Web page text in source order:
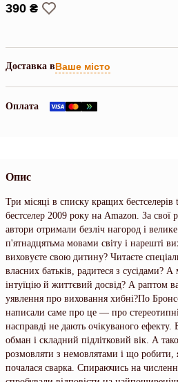
390 ₴
Доставка вВаше місто
Оплата
Опис
Три місяці в списку кращих
бестселер 2009 року на Amazon. За
автори отримали безліч нагород і
п'ятнадцятьма мовами світу і нарешті
виховуєте свою дитину? Читаєте
власних батьків, радитеся з сусідами?
інтуїцію й життєвий досвід? А раптом
уявлення про виховання хибні?По
написали саме про це — про
насправді не дають очікуваного ефекту.
обман і складний підлітковий вік. А
розмовляти з немовлятами і що робити,
почалася сварка. Спираючись на